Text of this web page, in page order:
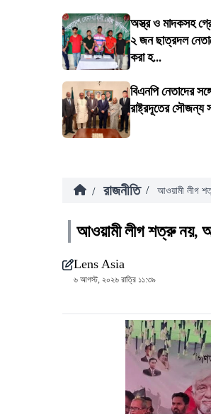
অস্ত্র ও মাদকসহ
২ জন ছাত্রদল
করা হ...
বিএনপি নেতাদের
রাষ্ট্রদূতের সৌজন্য
/ রাজনীতি / আওয়ামী লীগ
আওয়ামী লীগ শত্রু নয়,
Lens Asia
৬ আগস্ট, ২০২৬ রাত্রি ১১:৩৯